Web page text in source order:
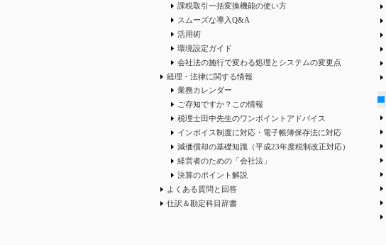
課税取引一括変換機能の使い方
スムーズな導入Q&A
活用術
環境設定ガイド
会社法の施行で変わる処理とシステムの変更点
経理・法律に関する情報
業務カレンダー
ご存知ですか？この情報
税理士田中先生のワンポイントアドバイス
インボイス制度に対応・電子帳簿保存法に対応
減価償却の基礎知識（平成23年度税制改正対応）
経営者のための「会社法」
決算のポイント解説
よくある質問と回答
仕訳＆勘定科目辞書